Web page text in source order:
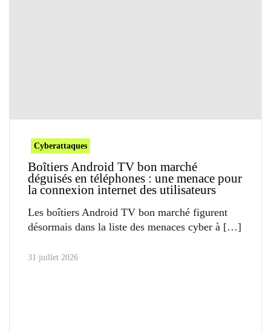
Cyberattaques
Boîtiers Android TV bon marché
déguisés en téléphones : une menace pour
la connexion internet des utilisateurs
Les boîtiers Android TV bon marché figurent
désormais dans la liste des menaces cyber à
31 juillet 2026